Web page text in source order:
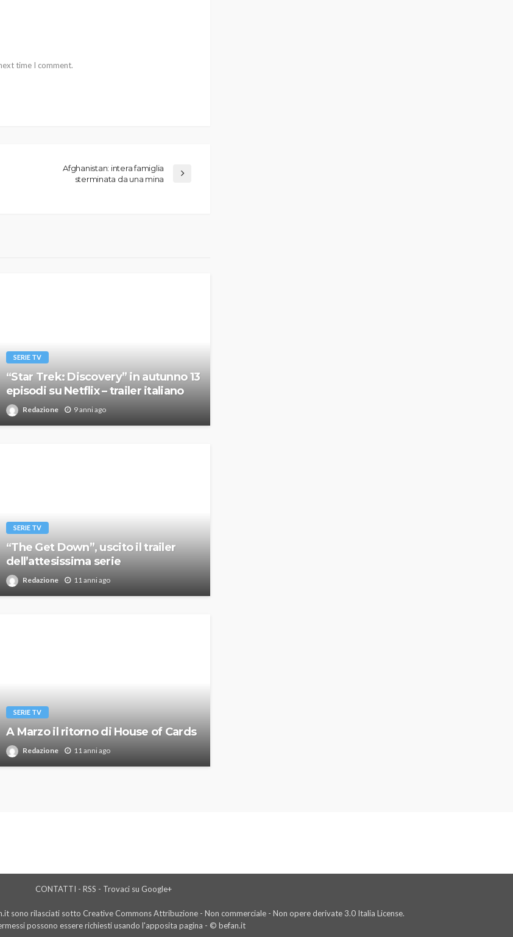
time I comment.
Afghanistan: intera famiglia
sterminata da una mina
SERIE TV
“Star Trek: Discovery” in autunno 13
episodi su Netflix – trailer italiano
Redazione 9 anni ago
SERIE TV
“The Get Down”, uscito il trailer
dell’attesissima serie
Redazione 11 anni ago
SERIE TV
A Marzo il ritorno di House of Cards
Redazione 11 anni ago
CONTATTI - RSS - Trovaci su Google+
sono rilasciati sotto Creative Commons Attribuzione - Non commerciale - Non opere derivate 3.0 Italia License.
possono essere richiesti usando l'apposita pagina - © befan.it